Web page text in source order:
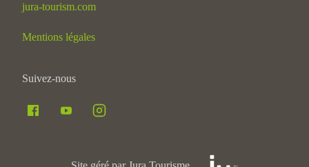
jura-tourism.com
Mentions légales
Suivez-nous